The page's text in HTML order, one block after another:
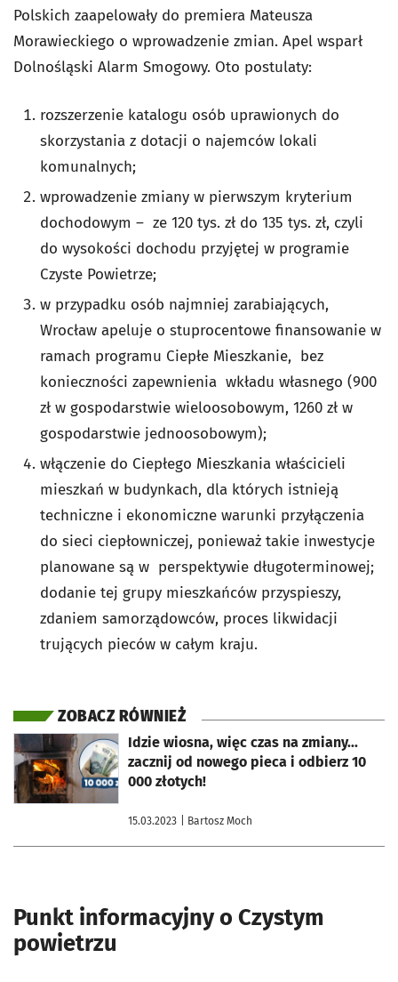
Polskich zaapelowały do premiera Mateusza
Morawieckiego o wprowadzenie zmian. Apel wsparł
Dolnośląski Alarm Smogowy. Oto postulaty:
rozszerzenie katalogu osób uprawionych do
skorzystania z dotacji o najemców lokali
komunalnych;
wprowadzenie zmiany w pierwszym kryterium
dochodowym – ze 120 tys. zł do 135 tys. zł, czyli
do wysokości dochodu przyjętej w programie
Czyste Powietrze;
w przypadku osób najmniej zarabiających,
Wrocław apeluje o stuprocentowe finansowanie w
ramach programu Ciepłe Mieszkanie, bez
konieczności zapewnienia wkładu własnego (900
zł w gospodarstwie wieloosobowym, 1260 zł w
gospodarstwie jednoosobowym);
włączenie do Ciepłego Mieszkania właścicieli
mieszkań w budynkach, dla których istnieją
techniczne i ekonomiczne warunki przyłączenia
do sieci ciepłowniczej, ponieważ takie inwestycje
planowane są w perspektywie długoterminowej;
dodanie tej grupy mieszkańców przyspieszy,
zdaniem samorządowców, proces likwidacji
trujących pieców w całym kraju.
ZOBACZ RÓWNIEŻ
Idzie wiosna, więc czas na zmiany...
zacznij od nowego pieca i odbierz 10
000 złotych!
15.03.2023 | Bartosz Moch
otworzy się w nowej karcie
Punkt informacyjny o Czystym
powietrzu